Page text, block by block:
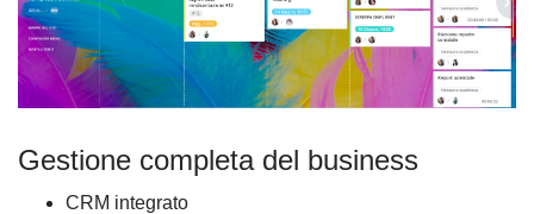
Gestione completa del business
CRM integrato